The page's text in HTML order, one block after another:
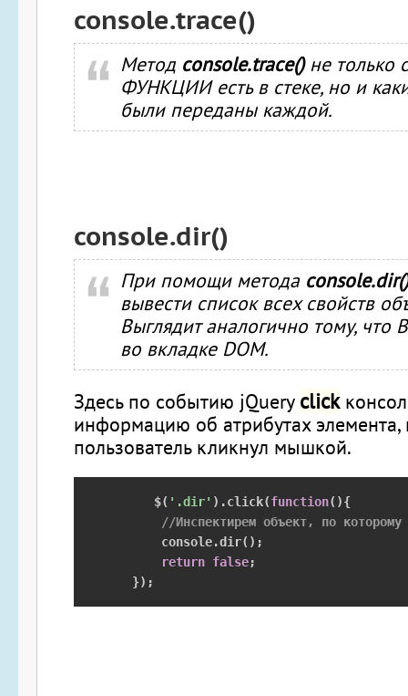
console.trace()
Метод console.trace()не только
ФУНКЦИИесть в стеке, но и
были переданы каждой.
console.dir()
При помощи метода console.dir()
вывести список всех свойств
Выглядит аналогично тому, что
во вкладке DOM.
Здесь по событию jQuery click
информацию об атрибутах элемента,
пользователь кликнул мышкой.
       $
( '.dir' ).click(function(){
//Инспектирем объект, по
        console
.dir();
return false;
});